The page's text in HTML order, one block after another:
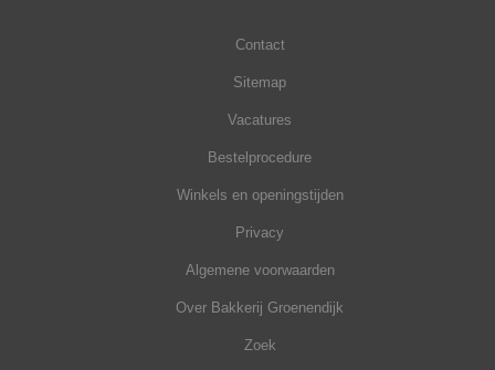
Contact
Sitemap
Vacatures
Bestelprocedure
Winkels en openingstijden
Privacy
Algemene voorwaarden
Over Bakkerij Groenendijk
Zoek